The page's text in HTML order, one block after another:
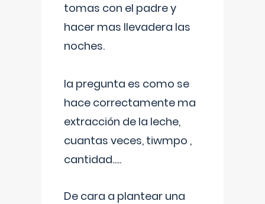
tomas con el padre y
hacer mas llevadera las
noches.
la pregunta es como se
hace correctamente ma
extracción de la leche,
cuantas veces, tiwmpo ,
cantidad.....
De cara a plantear una